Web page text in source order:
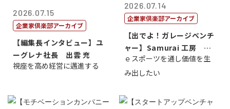
2026.07.15
企業家倶楽部アーカイブ
【編集長インタビュー】ユ
ーグレナ社長 出雲 充
視座を高め経営に邁進する
2026.07.14
企業家倶楽部アーカイブ
【出でよ！ガレージベンチ
ャー】Samurai 工房 代
表取締...
ｅスポーツを通し価値を生
み出したい